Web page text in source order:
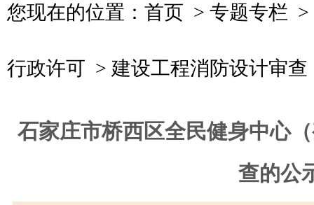
您现在的位置： 首页 > 专题专栏 >
行政许可 > 建设工程消防设计审查
石家庄市桥西区全民健身中心
查的公